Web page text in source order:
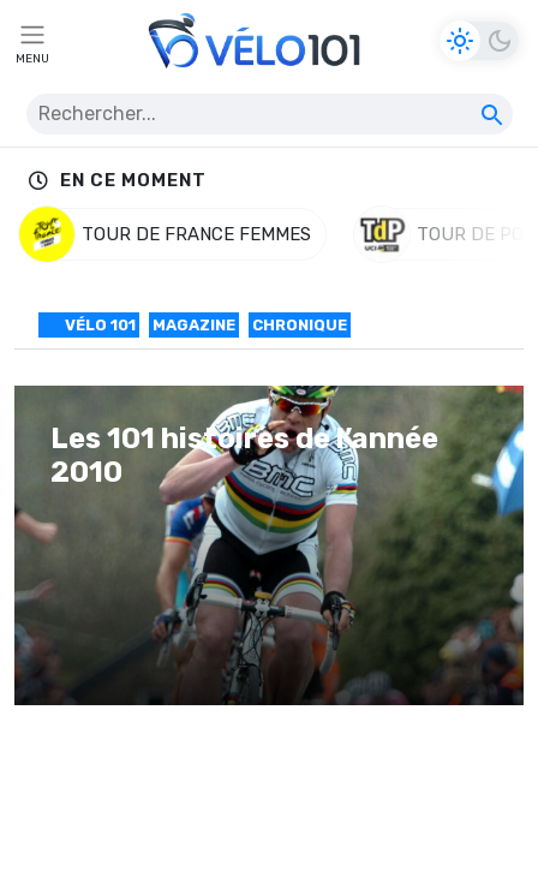
MENU
EN CE MOMENT
TOUR DE FRANCE FEMMES TOUR DE
VÉLO 101 MAGAZINE CHRONIQUE
Les 101 histoires de l’année
2010